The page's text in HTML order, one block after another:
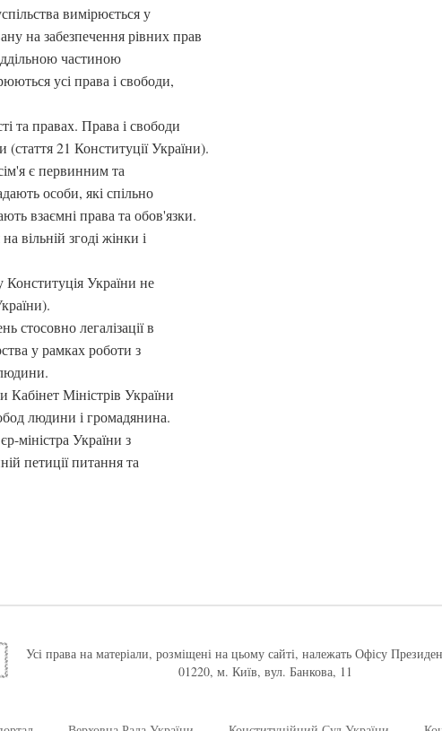
вимірюється у
на забезпечення рівних прав
частиною
усі права і свободи,
та правах. Права і свободи
21 Конституції України).
є первинним та
особи, які спільно
взаємні права та обов'язки.
вільній згоді жінки і
України не
стосовно легалізації в
у рамках роботи з
Кабінет Міністрів України
людини і громадянина.
міністра України з
петиції питання та
Усі права на матеріали, розміщені на цьому сайті, належать Офісу
01220, м. Київ, вул. Банкова, 11